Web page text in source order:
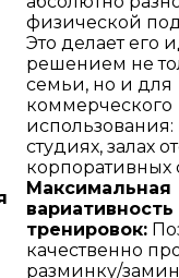
физической
Это делает его
решением не
семьи, но и для
коммерческого
использования:
студиях, залах
корпоративных
Максимальная
вариативность
тренировок:
качественно
разминку/